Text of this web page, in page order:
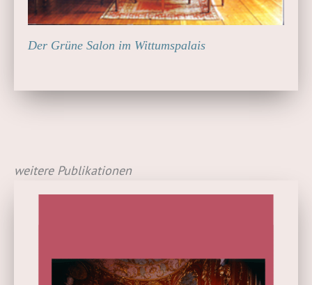
Der Grüne Salon im Wittumspalais
weitere Publikationen